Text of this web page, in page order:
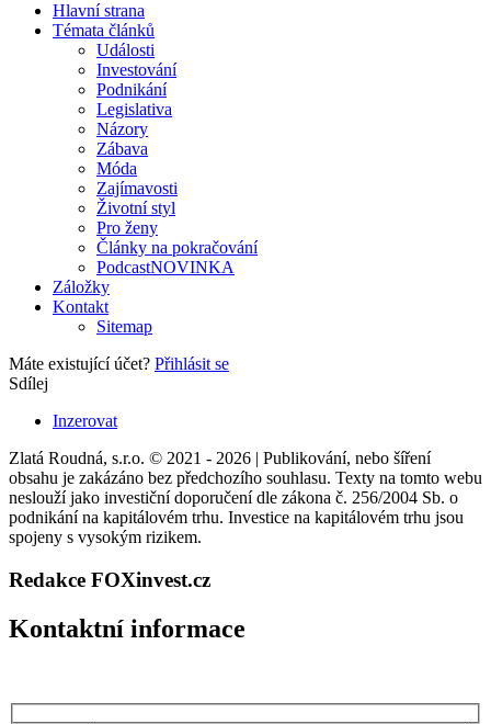
Hlavní strana
Témata článků
Události
Investování
Podnikání
Legislativa
Názory
Zábava
Móda
Zajímavosti
Životní styl
Pro ženy
Články na pokračování
PodcastNOVINKA
Záložky
Kontakt
Sitemap
Máte existující účet? Přihlásit se
Sdílej
Inzerovat
Zlatá Roudná, s.r.o. © 2021 - 2026 | Publikování, nebo šíření
obsahu je zakázáno bez předchozího souhlasu. Texty na tomto webu
neslouží jako investiční doporučení dle zákona č. 256/2004 Sb. o
podnikání na kapitálovém trhu. Investice na kapitálovém trhu jsou
spojeny s vysokým rizikem.
Redakce FOXinvest.cz
Kontaktní informace